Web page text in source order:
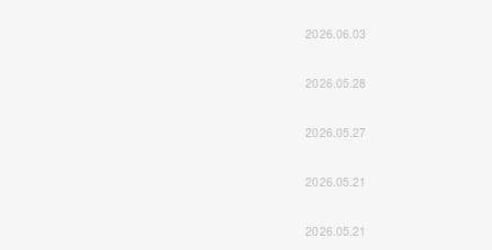
2026.06.03
2026.05.28
2026.05.27
2026.05.21
2026.05.21